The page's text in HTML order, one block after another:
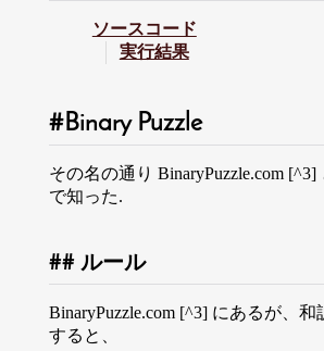
ソースコード
実行結果
Binary Puzzle
その名の通り BinaryPuzzle.com [^3]
で知った.
ルール
BinaryPuzzle.com [^3] にあるが、
すると、